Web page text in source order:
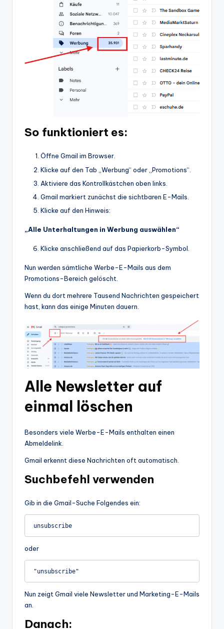
So funktioniert es:
Öffne Gmail im Browser.
Klicke auf den Tab „Werbung“ oder „Promotions“.
Aktiviere das Kontrollkästchen oben links.
Gmail markiert zunächst die sichtbaren E-Mails.
Klicke auf den Hinweis:
„Alle Unterhaltungen in Werbung auswählen“
Klicke anschließend auf das Papierkorb-Symbol.
Nun werden sämtliche Werbe-E-Mails aus dem
Promotions-Bereich gelöscht.
Wenn du dort mehrere Tausend Nachrichten gespeichert
hast, kann das einige Minuten dauern.
Alle Newsletter auf
einmal löschen
Besonders viele Werbe-E-Mails enthalten einen
Abmeldelink.
Gmail erkennt diese Nachrichten oft automatisch.
Suchbefehl verwenden
Gib in die Gmail-Suche Folgendes ein:
unsubscribe
oder
Nun zeigt Gmail viele Newsletter und Marketing-E-Mails
an.
Danach: